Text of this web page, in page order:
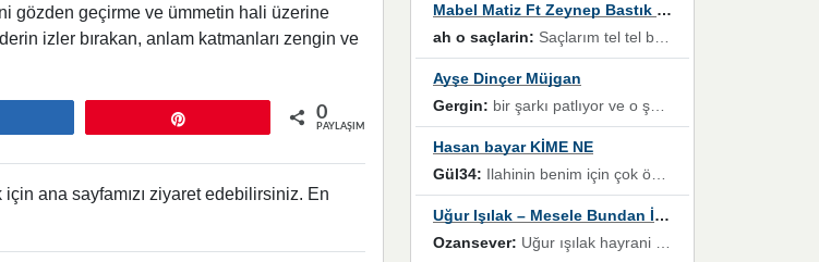
gözden geçirme ve ümmetin hali üzerine
izler bırakan, anlam katmanları zengin ve
0
PAYLAŞIMLAR
ana sayfamızı ziyaret edebilirsiniz. En
Mabel Matiz Ft Zeynep Bastık – Saçların
ah o saçlarin: Saçlarım tel tel beyazlıyor beyazlagına degil yanımda sen yoksun ona üzülüyorum günler bir bir geçiyor geçen günlere değil sensiz geçen günlere darılıyorum,Dinledikce asla kavusamayacagim ama asla unutamicagim sevdiğim adam için yanar içim
Ayşe Dinçer Müjgan
Gergin: bir şarkı patlıyor ve o şarkıyı millet her paylaşımın altına koyuyor ve öyle bir durum hal alıyor ki şarkıyı dinlemeden şarkıdan bikıyorsun Ama bu enteresan bir şekilde dillere dolanıyor millet olarak seviyoruz dertlerle boğuşurken bir yandan da göbek atmayi))) diyeceklerim bu kadar güzel hoş bir sayfa emeğinize sağlık arkadaşlar kolay gelsin
Hasan bayar KİME NE
Gül34: Ilahinin benim için çok özel bir yeri var İlk çıktığında komşum ne kadar yüksek sesle dinliyorsa orada duymuştum ve YouTube'dan aratıp Bu ilahiyi bulmuştum ve sonra müdavimi oldum günlük Ben de 3-5 kere dinleyip ezberleyip artık ilahiye bende eşlik ediyorum yüksek sesle Allah razı olsun hizmet nimettir Rabbim sizin zahmetlerinize de hayırlı nimetler versin Selam ve dua ile Allah'a emanet olun
Uğur Işılak – Mesele Bundan İbaret
Ozansever: Uğur ışılak hayrani olarak eski yeni tüm eserlerini keyifle huzurla dinleyenlerden birisiyim, emeğine saygı duyan gönül veren bunu en güzel şekilde sevenlerine ulaştıran siz değerli sayfa yöneticilerine de teşekkür ederim